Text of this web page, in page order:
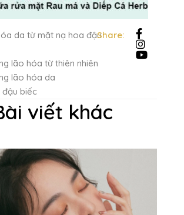
da từ mặt nạ hoa đậu
lão hóa từ thiên nhiên
lão hóa da
biếc
Share:
viết khác